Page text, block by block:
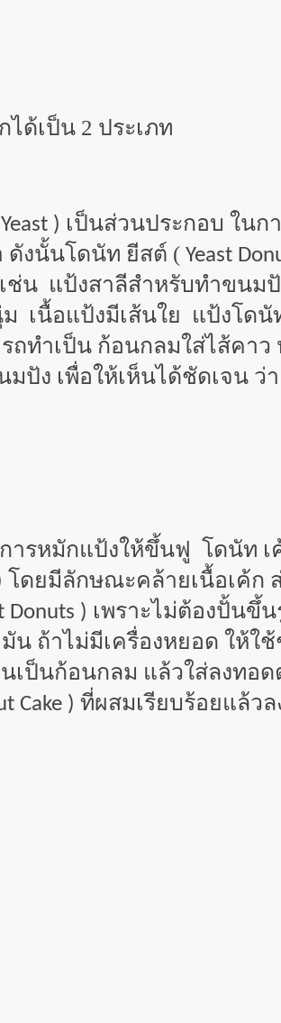
ได้เป็น 2 ประเภท
Yeast ) เป็นส่วนประกอบ ใน
ดังนั้นโดนัท ยีสต์ ( Yeast
น แป้งสาลีสำหรับทำขนม
เนื้อแป้งมีเส้นใย แป้งโดนั
รถทำเป็น ก้อนกลมใส่ไส้ค
ปัง เพื่อให้เห็นได้ชัดเจน ว่
ารหมักแป้งให้ขึ้นฟู โดนัท เ
โดยมีลักษณะคล้ายเนื้อเค้ก
Donuts ) เพราะไม่ต้องปั้นขึ้
น ถ้าไม่มีเครื่องหยอด ให้
ป็นก้อนกลม แล้วใส่ลงทอ
Cake ) ที่ผสมเรียบร้อยแล้วล